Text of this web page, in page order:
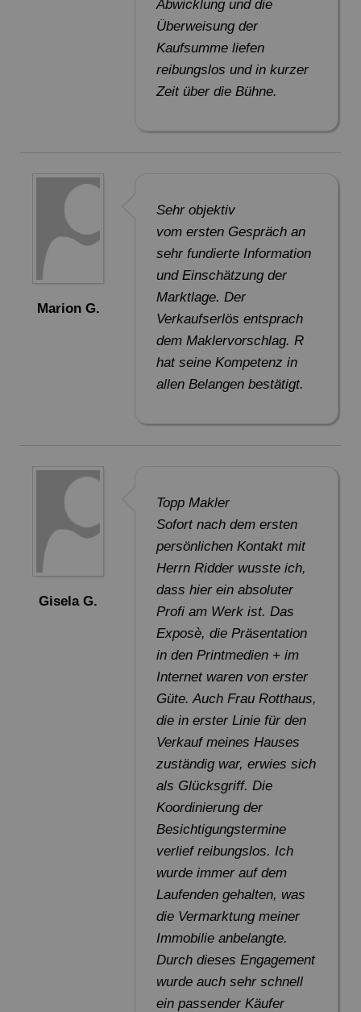
Abwicklung und die
Überweisung der
Kaufsumme liefen
reibungslos und in kurzer
Zeit über die Bühne.
Marion G.
Sehr objektiv
vom ersten Gespräch an
sehr fundierte Information
und Einschätzung der
Marktlage. Der
Verkaufserlös entsprach
dem Maklervorschlag. R
hat seine Kompetenz in
allen Belangen bestätigt.
Gisela G.
Topp Makler
Sofort nach dem ersten
persönlichen Kontakt mit
Herrn Ridder wusste ich,
dass hier ein absoluter
Profi am Werk ist. Das
Exposè, die Präsentation
in den Printmedien + im
Internet waren von erster
Güte. Auch Frau Rotthaus,
die in erster Linie für den
Verkauf meines Hauses
zuständig war, erwies sich
als Glücksgriff. Die
Koordinierung der
Besichtigungstermine
verlief reibungslos. Ich
wurde immer auf dem
Laufenden gehalten, was
die Vermarktung meiner
Immobilie anbelangte.
Durch dieses Engagement
wurde auch sehr schnell
ein passender Käufer